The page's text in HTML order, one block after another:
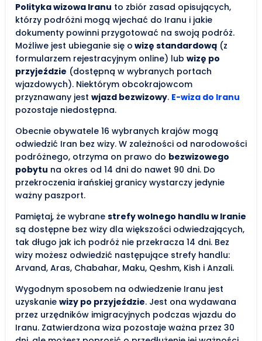
Polityka wizowa Iranu to zbiór zasad opisujących,
którzy podróżni mogą wjechać do Iranu i jakie
dokumenty powinni przygotować na swoją podróż.
Możliwe jest ubieganie się o wizę standardową (z
formularzem rejestracyjnym online) lub wizę po
przyjeździe (dostępną w wybranych portach
wjazdowych). Niektórym obcokrajowcom
przyznawany jest wjazd bezwizowy. E-wiza do Iranu
pozostaje niedostępna.
Obecnie obywatele 16 wybranych krajów mogą
odwiedzić Iran bez wizy. W zależności od narodowości
podróżnego, otrzyma on prawo do bezwizowego
pobytu na okres od 14 dni do nawet 90 dni. Do
przekroczenia irańskiej granicy wystarczy jedynie
ważny paszport.
Pamiętaj, że wybrane strefy wolnego handlu w Iranie
są dostępne bez wizy dla większości odwiedzających,
tak długo jak ich podróż nie przekracza 14 dni. Bez
wizy możesz odwiedzić następujące strefy handlu:
Arvand, Aras, Chabahar, Maku, Qeshm, Kish i Anzali.
Wygodnym sposobem na odwiedzenie Iranu jest
uzyskanie wizy po przyjeździe. Jest ona wydawana
przez urzędników imigracyjnych podczas wjazdu do
Iranu. Zatwierdzona wiza pozostaje ważna przez 30